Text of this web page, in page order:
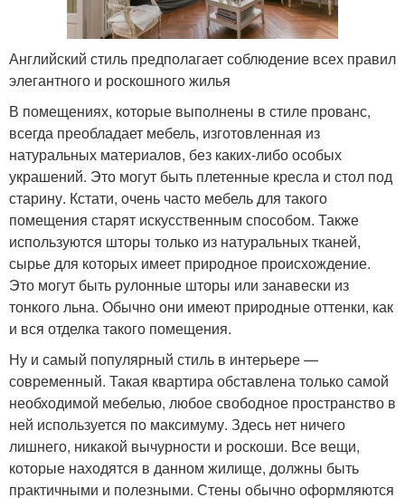
Английский стиль предполагает соблюдение всех правил
элегантного и роскошного жилья
В помещениях, которые выполнены в стиле прованс,
всегда преобладает мебель, изготовленная из
натуральных материалов, без каких-либо особых
украшений. Это могут быть плетенные кресла и стол под
старину. Кстати, очень часто мебель для такого
помещения старят искусственным способом. Также
используются шторы только из натуральных тканей,
сырье для которых имеет природное происхождение.
Это могут быть рулонные шторы или занавески из
тонкого льна. Обычно они имеют природные оттенки, как
и вся отделка такого помещения.
Ну и самый популярный стиль в интерьере —
современный. Такая квартира обставлена только самой
необходимой мебелью, любое свободное пространство в
ней используется по максимуму. Здесь нет ничего
лишнего, никакой вычурности и роскоши. Все вещи,
которые находятся в данном жилище, должны быть
практичными и полезными. Стены обычно оформляются